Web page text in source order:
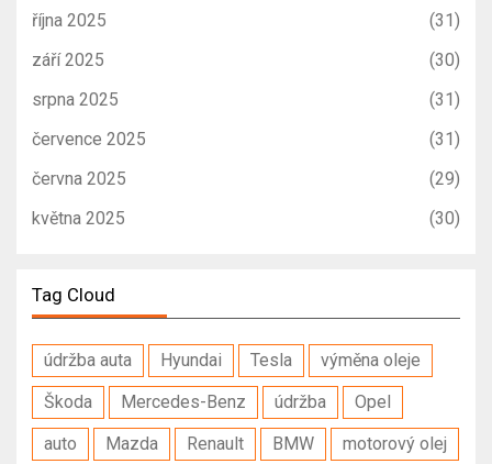
října 2025
(31)
září 2025
(30)
srpna 2025
(31)
července 2025
(31)
června 2025
(29)
května 2025
(30)
Tag Cloud
údržba auta Hyundai Tesla
výměna oleje
Škoda
Mercedes-Benz údržba
Opel
auto
Mazda Renault BMW motorový olej